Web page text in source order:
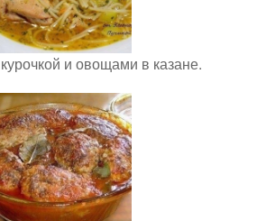
и овощами в казане.